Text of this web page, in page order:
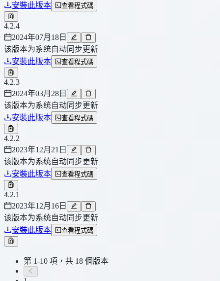
安裝此版本 查看程式碼
4.2.4
2024年07月18日
该版本为系统自动同步更新
安裝此版本 查看程式碼
4.2.3
2024年03月28日
该版本为系统自动同步更新
安裝此版本 查看程式碼
4.2.2
2023年12月21日
该版本为系统自动同步更新
安裝此版本 查看程式碼
4.2.1
2023年12月16日
该版本为系统自动同步更新
安裝此版本 查看程式碼
第 1-10 項，共 18 個版本